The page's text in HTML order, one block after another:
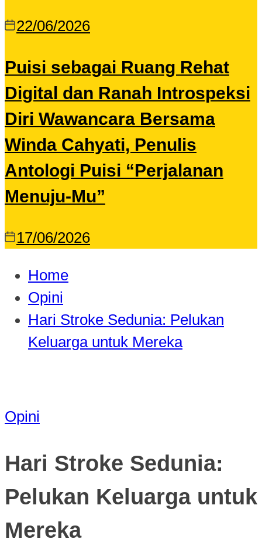
22/06/2026
Puisi sebagai Ruang Rehat
Digital dan Ranah Introspeksi
Diri Wawancara Bersama
Winda Cahyati, Penulis
Antologi Puisi “Perjalanan
Menuju-Mu”
17/06/2026
Home
Opini
Hari Stroke Sedunia: Pelukan
Keluarga untuk Mereka
Opini
Hari Stroke Sedunia:
Pelukan Keluarga untuk
Mereka